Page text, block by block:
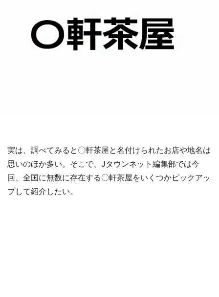
実は、調べてみると〇軒茶屋と名付けられたお店や地名は
思いのほか多い。そこで、Jタウンネット編集部では今
回、全国に無数に存在する〇軒茶屋をいくつかピックアッ
プして紹介したい。